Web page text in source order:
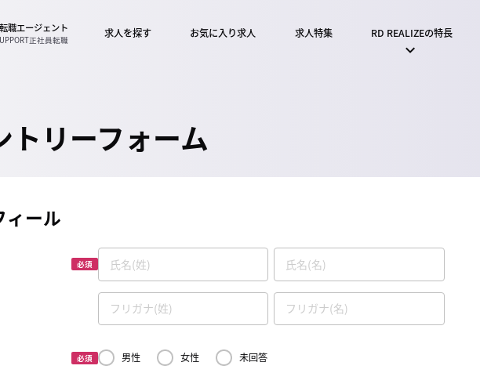
転職エージェント
正社員転職 求人を探す お気に入り求人 求人特集 RD REALIZEの特長
トリーフォーム
ィール
必須
必須 男性 女性 未回答